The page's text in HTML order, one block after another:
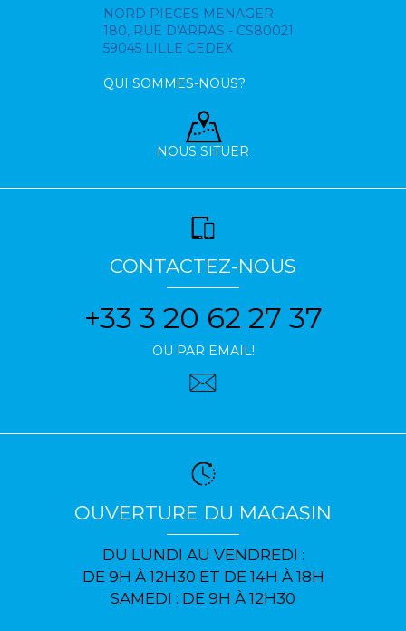
NORD PIECES MENAGER
180, RUE D'ARRAS - CS80021
59045 LILLE CEDEX
QUI SOMMES-NOUS?
NOUS SITUER
CONTACTEZ-NOUS
+33 3 20 62 27 37
OU PAR EMAIL!
OUVERTURE DU MAGASIN
DU LUNDI AU VENDREDI :
DE 9H À 12H30 ET DE 14H À 18H
SAMEDI : DE 9H À 12H30